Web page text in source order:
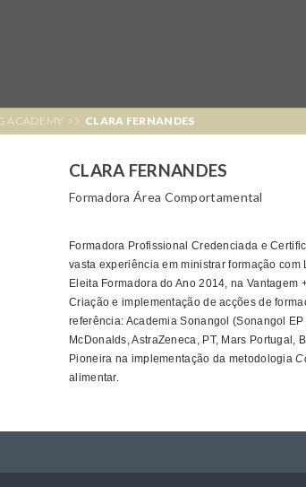
ACADEMY >> CLARA FERNANDES
CLARA FERNANDES
Formadora Área Comportamental
Formadora Profissional Credenciada e
vasta experiência em ministrar formação com
Eleita Formadora do Ano 2014, na
Criação e implementação de acções de
referência: Academia Sonangol (Sonangol
McDonalds, AstraZeneca, PT, Mars Portugal,
Pioneira na implementação da metodologia
alimentar.